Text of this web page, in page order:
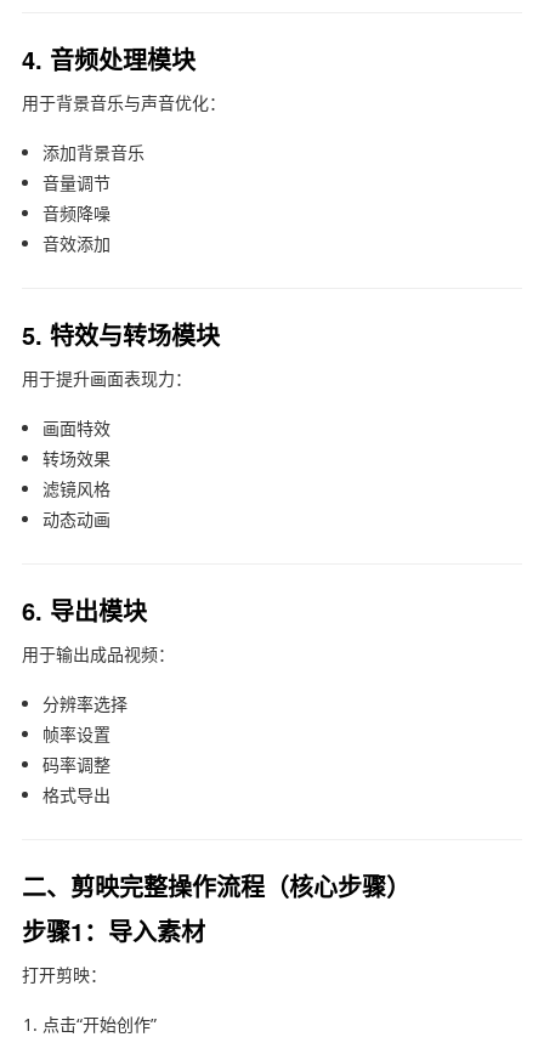
4. 音频处理模块
用于背景音乐与声音优化：
添加背景音乐
音量调节
音频降噪
音效添加
5. 特效与转场模块
用于提升画面表现力：
画面特效
转场效果
滤镜风格
动态动画
6. 导出模块
用于输出成品视频：
分辨率选择
帧率设置
码率调整
格式导出
二、剪映完整操作流程（核心步骤）
步骤1：导入素材
打开剪映：
点击“开始创作”